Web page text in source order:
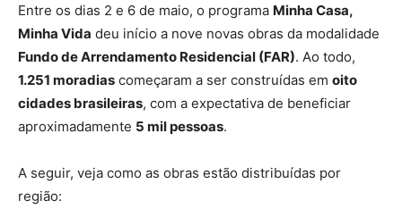
Entre os dias 2 e 6 de maio, o programa Minha Casa,
Minha Vida deu início a nove novas obras da modalidade
Fundo de Arrendamento Residencial (FAR). Ao todo,
1.251 moradias começaram a ser construídas em oito
cidades brasileiras, com a expectativa de beneficiar
aproximadamente 5 mil pessoas.
A seguir, veja como as obras estão distribuídas por
região: